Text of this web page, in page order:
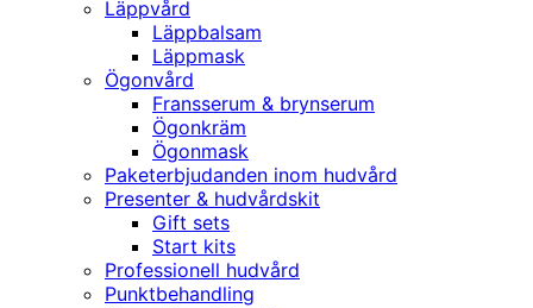
Läppvård
Läppbalsam
Läppmask
Ögonvård
Fransserum & brynserum
Ögonkräm
Ögonmask
Paketerbjudanden inom hudvård
Presenter & hudvårdskit
Gift sets
Start kits
Professionell hudvård
Punktbehandling